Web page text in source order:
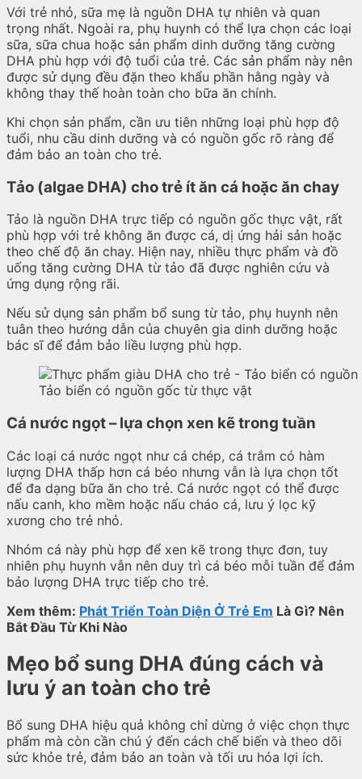
Với trẻ nhỏ, sữa mẹ là nguồn DHA tự nhiên và quan
trọng nhất. Ngoài ra, phụ huynh có thể lựa chọn các loại
sữa, sữa chua hoặc sản phẩm dinh dưỡng tăng cường
DHA phù hợp với độ tuổi của trẻ. Các sản phẩm này nên
được sử dụng đều đặn theo khẩu phần hằng ngày và
không thay thế hoàn toàn cho bữa ăn chính.
Khi chọn sản phẩm, cần ưu tiên những loại phù hợp độ
tuổi, nhu cầu dinh dưỡng và có nguồn gốc rõ ràng để
đảm bảo an toàn cho trẻ.
Tảo (algae DHA) cho trẻ ít ăn cá hoặc ăn chay
Tảo là nguồn DHA trực tiếp có nguồn gốc thực vật, rất
phù hợp với trẻ không ăn được cá, dị ứng hải sản hoặc
theo chế độ ăn chay. Hiện nay, nhiều thực phẩm và đồ
uống tăng cường DHA từ tảo đã được nghiên cứu và
ứng dụng rộng rãi.
Nếu sử dụng sản phẩm bổ sung từ tảo, phụ huynh nên
tuân theo hướng dẫn của chuyên gia dinh dưỡng hoặc
bác sĩ để đảm bảo liều lượng phù hợp.
Tảo biển có nguồn gốc từ thực vật
Cá nước ngọt – lựa chọn xen kẽ trong tuần
Các loại cá nước ngọt như cá chép, cá trắm có hàm
lượng DHA thấp hơn cá béo nhưng vẫn là lựa chọn tốt
để đa dạng bữa ăn cho trẻ. Cá nước ngọt có thể được
nấu canh, kho mềm hoặc nấu cháo cá, lưu ý lọc kỹ
xương cho trẻ nhỏ.
Nhóm cá này phù hợp để xen kẽ trong thực đơn, tuy
nhiên phụ huynh vẫn nên duy trì cá béo mỗi tuần để đảm
bảo lượng DHA trực tiếp cho trẻ.
Xem thêm: Phát Triển Toàn Diện Ở Trẻ Em Là Gì? Nên
Bắt Đầu Từ Khi Nào
Mẹo bổ sung DHA đúng cách và
lưu ý an toàn cho trẻ
Bổ sung DHA hiệu quả không chỉ dừng ở việc chọn thực
phẩm mà còn cần chú ý đến cách chế biến và theo dõi
sức khỏe trẻ, đảm bảo an toàn và tối ưu hóa lợi ích.